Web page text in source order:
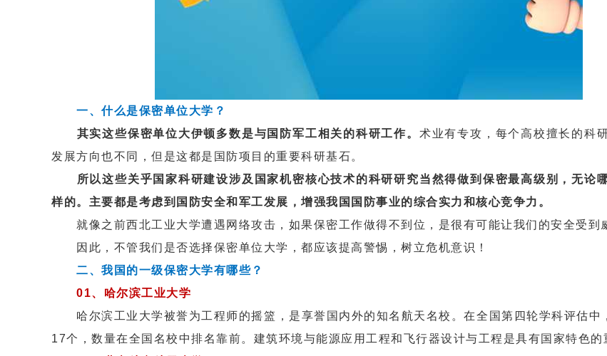
一、什么是保密单位大学？
其实这些保密单位大伊顿多数是与国防军工相关的科研工作。 术业有专攻，每个高校擅长的科
发展方向也不同，但是这都是国防项目的重要科研基石。
所以这些关乎国家科研建设涉及国家机密核心技术的科研研究当然得做到保密最高级别，无论
样的。主要都是考虑到国防安全和军工发展，增强我国国防事业的综合实力和核心竞争力。
就像之前西北工业大学遭遇网络攻击，如果保密工作做得不到位，是很有可能让我们的安全受到
因此，不管我们是否选择保密单位大学，都应该提高警惕，树立危机意识！
二、我国的一级保密大学有哪些？
01、哈尔滨工业大学
哈尔滨工业大学被誉为工程师的摇篮，是享誉国内外的知名航天名校。在全国第四轮学科评估中
17个，数量在全国名校中排名靠前。建筑环境与能源应用工程和飞行器设计与工程是具有国家特色的